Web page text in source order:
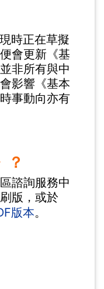
時正在草擬
會更新《基
非所有與中
影響《基本
事動向亦有
？
諮詢服務中
版，或於
版本。